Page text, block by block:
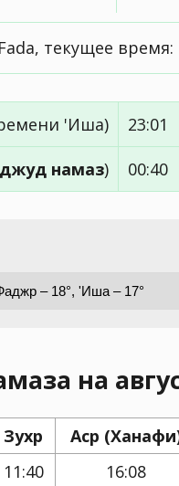
Fada, текущее время:
'Иша) 23:01
намаз) 00:40
на
Зухр Аср
11:40 16:08